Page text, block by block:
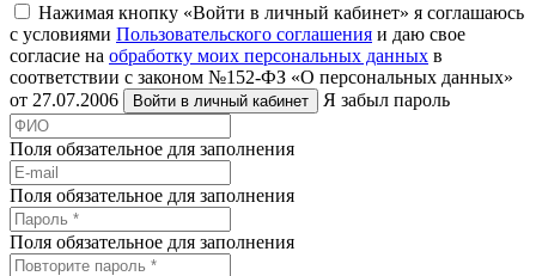
Нажимая кнопку «Войти в личный кабинет» я соглашаюсь
с условиями Пользовательского соглашения и даю свое
согласие на обработку моих персональных данных в
соответствии с законом №152-ФЗ «О персональных данных»
от 27.07.2006
Войти в личный кабинет Я забыл пароль
Поля обязательное для заполнения
Поля обязательное для заполнения
Поля обязательное для заполнения